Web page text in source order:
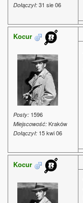
Dołączył: 31 sie 06
Kocur
Posty: 1596
Miejscowość: Kraków
Dołączył: 15 kwi 06
Kocur